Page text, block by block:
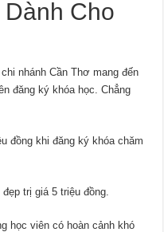
Cho
nhánh Cần Thơ mang đến
đăng ký khóa học. Chẳng
đồng khi đăng ký khóa chăm
trị giá 5 triệu đồng.
học viên có hoàn cảnh khó